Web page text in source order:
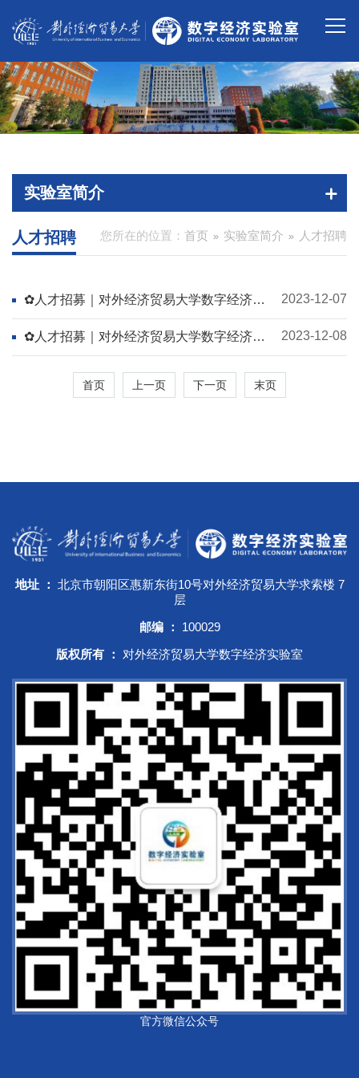
实验室简介
您所在的位置： 首页 实验室简介 人才招聘
人才招聘
✿人才招募｜对外经济贸易大学数字经济实
验室2024年专职教师招聘公告
2023-12-07
✿人才招募｜对外经济贸易大学数字经济实
验室2024年非事业编工作人员招聘公告
2023-12-08
首页 上一页 下一页 末页
地址 ： 北京市朝阳区惠新东街10号对外经济贸易大学求索楼 7
层
邮编 ：
100029
版权所有 ：
对外经济贸易大学数字经济实验室
官方微信公众号